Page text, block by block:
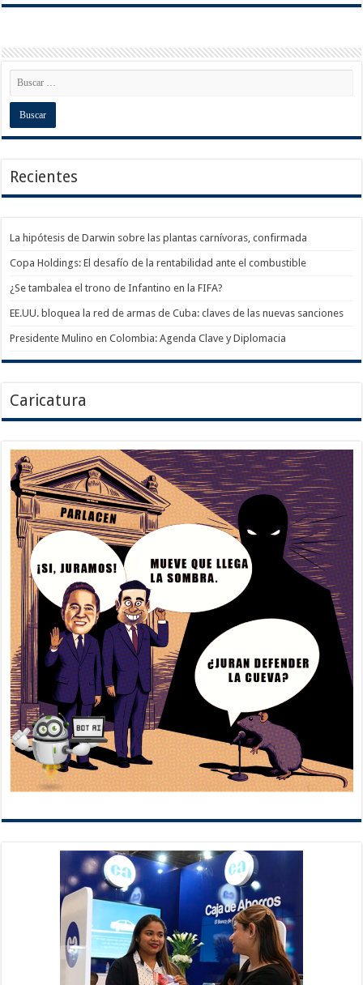
Recientes
La hipótesis de Darwin sobre las plantas carnívoras, confirmada
Copa Holdings: El desafío de la rentabilidad ante el combustible
¿Se tambalea el trono de Infantino en la FIFA?
EE.UU. bloquea la red de armas de Cuba: claves de las nuevas sanciones
Presidente Mulino en Colombia: Agenda Clave y Diplomacia
Caricatura